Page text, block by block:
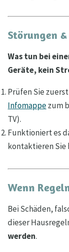
Störungen
Was tun bei
Geräte, kein
Prüfen Sie
Infomappezum
TV).
Funktioniert es
kontaktieren Sie
Wenn
Bei Schäden,
dieser
werden.